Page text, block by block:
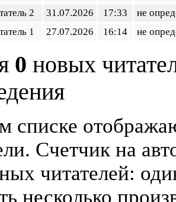
2
31.07.2026 17:33
не
1
27.07.2026 16:14 не
0 новых
списке
Счетчик на
читателей:
несколько